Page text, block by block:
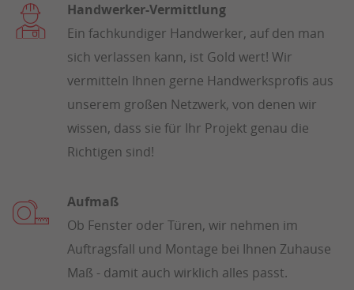
Handwerker-Vermittlung
Ein fachkundiger Handwerker, auf den man
sich verlassen kann, ist Gold wert! Wir
vermitteln Ihnen gerne Handwerksprofis aus
unserem großen Netzwerk, von denen wir
wissen, dass sie für Ihr Projekt genau die
Richtigen sind!
Aufmaß
Ob Fenster oder Türen, wir nehmen im
Auftragsfall und Montage bei Ihnen Zuhause
Maß - damit auch wirklich alles passt.